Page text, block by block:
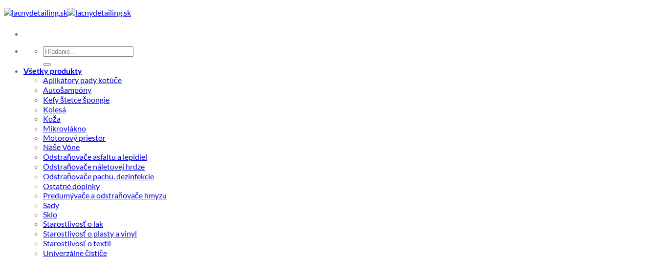
Skip
to
Hľadať:
Všetky produkty
Aplikátory pady kotúče
Autošampóny
Kefy štetce špongie
Kolesá
Koža
Mikrovlákno
Motorový priestor
Naše Vône
Odstraňovače asfaltu a lepidiel
Odstraňovače náletovej hrdze
Odstraňovače pachu, dezinfekcie
Ostatné doplnky
Predumývače a odstraňovače hmyzu
Sady
Sklo
Starostlivosť o lak
Starostlivosť o plasty a vinyl
Starostlivosť o textil
Univerzálne čističe